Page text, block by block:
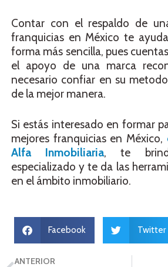
Contar con el respaldo de
franquicias en México te
forma más sencilla, pues
el apoyo de una marca
necesario confiar en su
de la mejor manera.
Si estás interesado en formar
mejores franquicias en México,
Alfa Inmobiliaria, te
especializado y te da las
en el ámbito inmobiliario.
Facebook Twitter
ANTERIOR